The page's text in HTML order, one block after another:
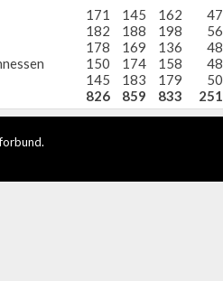
171 145 162
182 188 198
178 169 136
150 174 158
145 183 179
826 859 833